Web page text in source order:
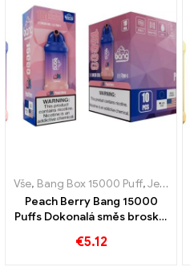
Vše, Bang Box 15000 Puff,Jednorázové e-cigarety Švédsko
Peach Berry Bang 15000
Puffs Dokonalá směs broskví
€5.12